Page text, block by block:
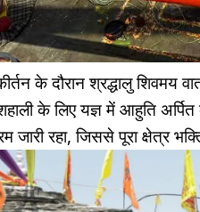
के दौरान श्रद्धालु शिवमय
के लिए यज्ञ में आहुति
जारी रहा, जिससे पूरा क्षेत्र